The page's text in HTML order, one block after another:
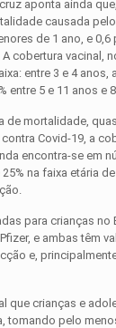
aponta ainda
causada
de 1 ano, e
cobertura vacinal,
entre 3 e 4 anos,
entre 5 e 11 anos e
de mortalidade,
Covid-19, a
encontra-se em
na faixa etária
para crianças no
e ambas têm
e,
que crianças e
tomando pelo